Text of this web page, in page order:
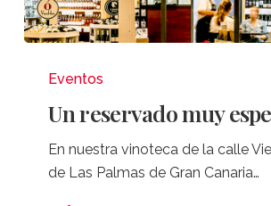
reservado
especial
Eventos
Un reservado muy
En nuestra vinoteca de la calle
de Las Palmas de Gran Canaria…